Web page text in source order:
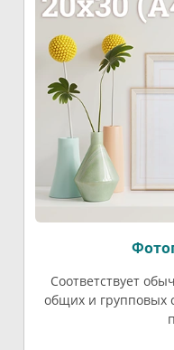
Соответствует
общих и групповых